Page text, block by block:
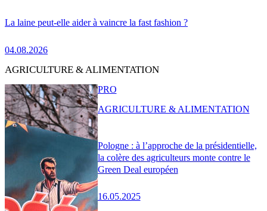
La laine peut-elle aider à vaincre la fast fashion ?
04.08.2026
AGRICULTURE & ALIMENTATION
Pologne : à l’approche de la présidentielle,
la colère des agriculteurs monte contre le
Green Deal européen
16.05.2025
PRO
AGRICULTURE & ALIMENTATION